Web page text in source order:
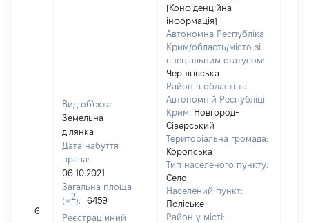
6
Вид об'єкта:
Земельна
ділянка
Дата набуття
права:
06.10.2021
Загальна площа
(м2):
6459
Реєстраційний
[Конфіденційна
інформація]
Автономна Республіка
Крим/область/місто зі
спеціальним статусом:
Чернігівська
Район в області та
Автономній Республіці
Крим: Новгород-
Сіверський
Територіальна громада:
Коропська
Тип населеного пункту:
Село
Населений пункт:
Поліське
Район у місті: